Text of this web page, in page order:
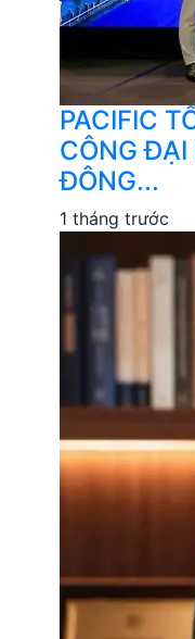
PACIFIC
CÔNG ĐẠI
ĐÔNG...
1 tháng trước